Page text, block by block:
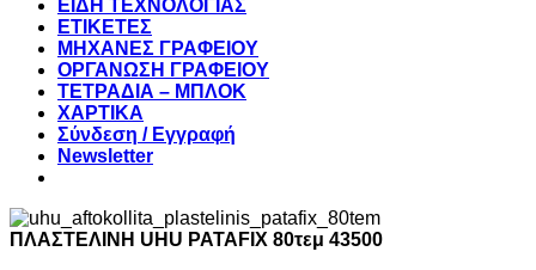
ΕΙΔΗ ΤΕΧΝΟΛΟΓΙΑΣ
ΕΤΙΚΕΤΕΣ
ΜΗΧΑΝΕΣ ΓΡΑΦΕΙΟΥ
ΟΡΓΑΝΩΣΗ ΓΡΑΦΕΙΟΥ
ΤΕΤΡΑΔΙΑ – ΜΠΛΟΚ
ΧΑΡΤΙΚΑ
Σύνδεση / Εγγραφή
Newsletter
ΠΛΑΣΤΕΛΙΝΗ UHU PATAFIX 80τεμ 43500